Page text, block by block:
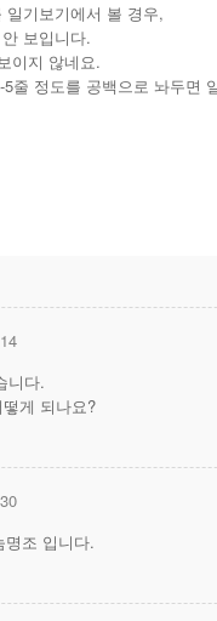
일기보기에서 볼 경우,
보입니다.
이지 않네요.
줄 정도를 공백으로 놔두면
니다.
게 되나요?
명조 입니다.